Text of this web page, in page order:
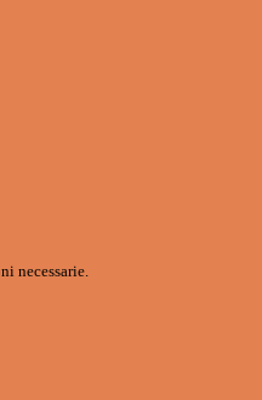
necessarie.